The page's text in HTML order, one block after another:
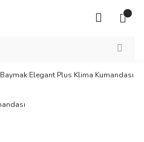
Baymak Elegant Plus Klima Kumandası